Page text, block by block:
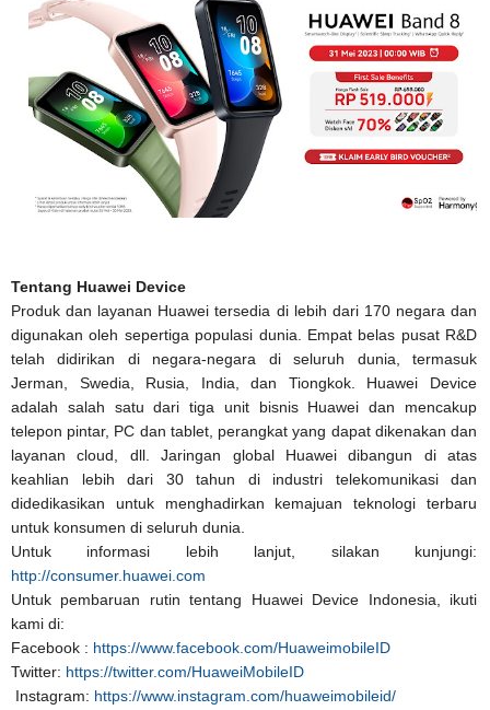
Tentang Huawei Device
Produk dan layanan Huawei tersedia di lebih dari 170 negara dan
digunakan oleh sepertiga populasi dunia. Empat belas pusat R&D
telah didirikan di negara-negara di seluruh dunia, termasuk
Jerman, Swedia, Rusia, India, dan Tiongkok. Huawei Device
adalah salah satu dari tiga unit bisnis Huawei dan mencakup
telepon pintar, PC dan tablet, perangkat yang dapat dikenakan dan
layanan cloud, dll. Jaringan global Huawei dibangun di atas
keahlian lebih dari 30 tahun di industri telekomunikasi dan
didedikasikan untuk menghadirkan kemajuan teknologi terbaru
untuk konsumen di seluruh dunia.
Untuk informasi lebih lanjut, silakan kunjungi:
http://consumer.huawei.com
Untuk pembaruan rutin tentang Huawei Device Indonesia, ikuti
kami di:
Facebook : https://www.facebook.com/HuaweimobileID
Twitter: https://twitter.com/HuaweiMobileID
Instagram: https://www.instagram.com/huaweimobileid/